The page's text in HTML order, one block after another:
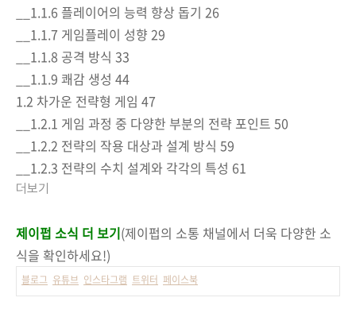
__1.1.6 플레이어의 능력 향상 돕기 26
__1.1.7 게임플레이 성향 29
__1.1.8 공격 방식 33
__1.1.9 쾌감 생성 44
1.2 차가운 전략형 게임 47
__1.2.1 게임 과정 중 다양한 부분의 전략 포인트 50
__1.2.2 전략의 작용 대상과 설계 방식 59
__1.2.3 전략의 수치 설계와 각각의 특성 61
더보기
제이펍 소식 더 보기(제이펍의 소통 채널에서 더욱 다양한 소
식을 확인하세요!)
블로그 유튜브 인스타그램 트위터 페이스북